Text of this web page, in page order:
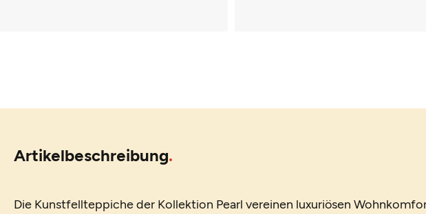
Artikelbeschreibung
Die Kunstfellteppiche der Kollektion Pearl vereinen luxuriösen